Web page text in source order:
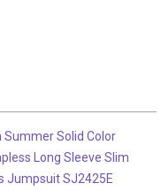
Solid Color
Long Sleeve Slim
Jumpsuit SJ2425E